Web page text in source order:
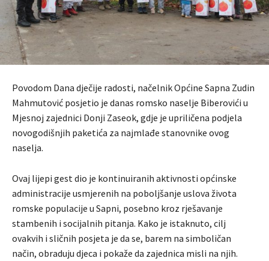
Povodom Dana dječije radosti, načelnik Općine Sapna Zudin
Mahmutović posjetio je danas romsko naselje Biberovići u
Mjesnoj zajednici Donji Zaseok, gdje je upriličena podjela
novogodišnjih paketića za najmlađe stanovnike ovog
naselja.
Ovaj lijepi gest dio je kontinuiranih aktivnosti općinske
administracije usmjerenih na poboljšanje uslova života
romske populacije u Sapni, posebno kroz rješavanje
stambenih i socijalnih pitanja. Kako je istaknuto, cilj
ovakvih i sličnih posjeta je da se, barem na simboličan
način, obraduju djeca i pokaže da zajednica misli na njih.